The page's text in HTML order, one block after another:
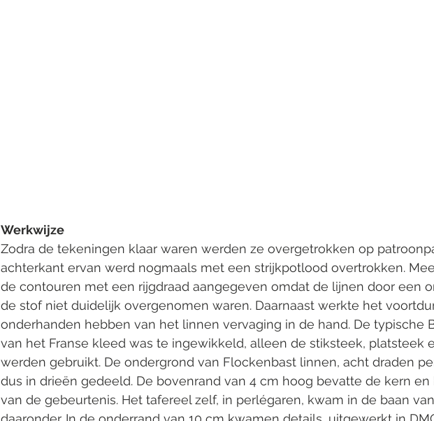
Werkwijze
Zodra de tekeningen klaar waren werden ze overgetrokken op
achterkant ervan werd nogmaals met een strijkpotlood overtrokken.
de contouren met een rijgdraad aangegeven omdat de lijnen door een
de stof niet duidelijk overgenomen waren. Daarnaast werkte het
onderhanden hebben van het linnen vervaging in de hand. De typische
van het Franse kleed was te ingewikkeld, alleen de stiksteek, platsteek
werden gebruikt. De ondergrond van Flockenbast linnen, acht draden
dus in drieën gedeeld. De bovenrand van 4 cm hoog bevatte de kern en
van de gebeurtenis. Het tafereel zelf, in perlégaren, kwam in de baan